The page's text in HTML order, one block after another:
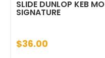
SLIDE DUNLOP KEB MO
SIGNATURE
$36.00